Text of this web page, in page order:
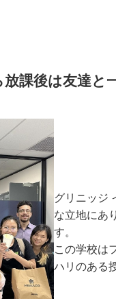
課後は友達と
グリニッジ
な立地にあ
す。
この学校は
ハリのある